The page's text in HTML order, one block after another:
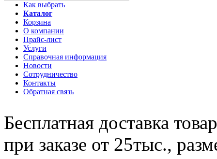
Как выбрать
Каталог
Корзина
О компании
Прайс-лист
Услуги
Справочная информация
Новости
Сотрудничество
Контакты
Обратная связь
Бесплатная доставка
при заказе от 25тыс.,